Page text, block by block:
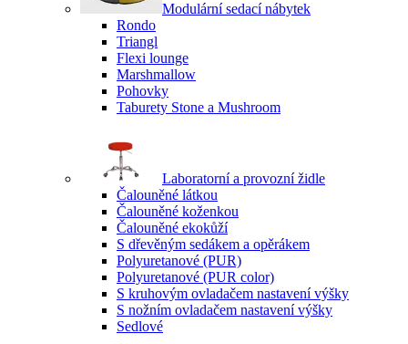
Modulární sedací nábytek
Rondo
Triangl
Flexi lounge
Marshmallow
Pohovky
Taburety Stone a Mushroom
Laboratorní a provozní židle
Čalouněné látkou
Čalouněné koženkou
Čalouněné ekokůží
S dřevěným sedákem a opěrákem
Polyuretanové (PUR)
Polyuretanové (PUR color)
S kruhovým ovladačem nastavení výšky
S nožním ovladačem nastavení výšky
Sedlové